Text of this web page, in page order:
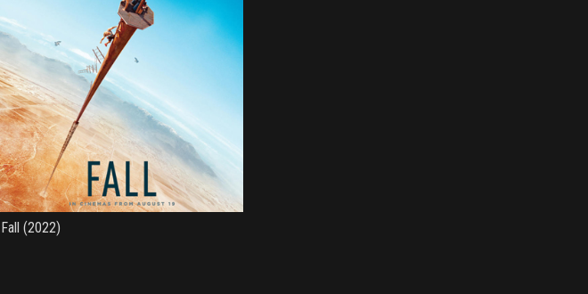
Fall (2022)